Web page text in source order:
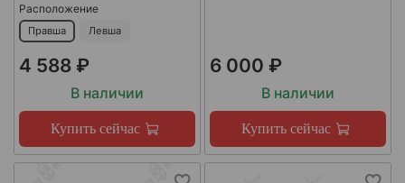
Расположение
Правша Левша
4 588 ₽
В наличии
Купить сейчас
6 000 ₽
В наличии
Купить сейчас